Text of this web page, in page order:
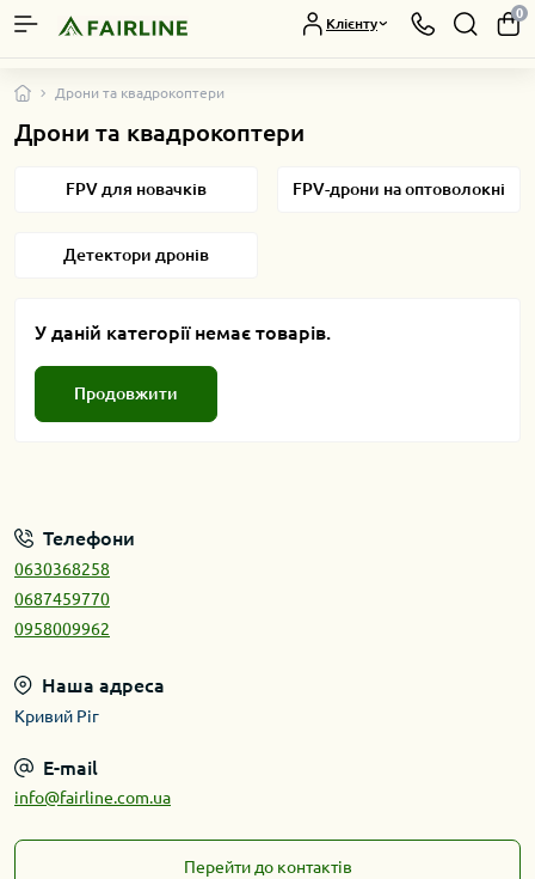
Клієнту
0
Дрони та квадрокоптери
Дрони та квадрокоптери
FPV для новачків FPV-дрони на оптоволокні
Детектори дронів
У даній категорії немає товарів.
Продовжити
Телефони
0630368258
0687459770
0958009962
Наша адреса
Кривий Ріг
E-mail
info@fairline.com.ua
Перейти до контактів